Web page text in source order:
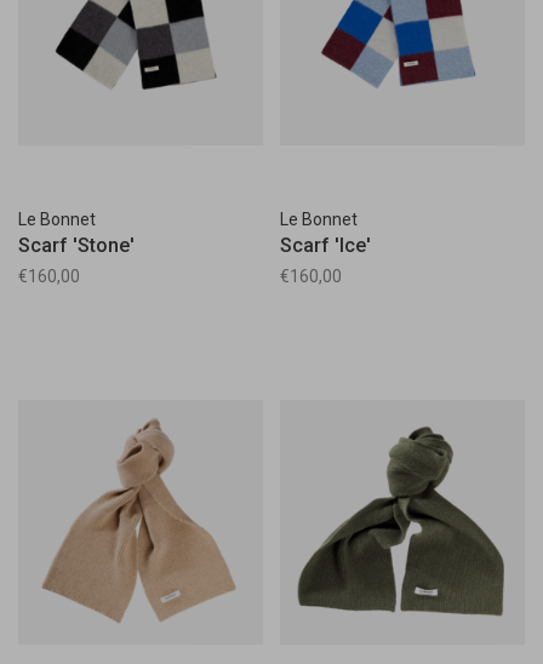
Le Bonnet
Scarf 'Stone'
€160,00
Le Bonnet
Scarf 'Ice'
€160,00